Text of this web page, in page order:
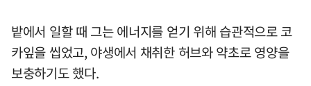
밭에서 일할 때 그는 에너지를 얻기 위해 습관적으로 코
카잎을 씹었고, 야생에서 채취한 허브와 약초로 영양을
보충하기도 했다.